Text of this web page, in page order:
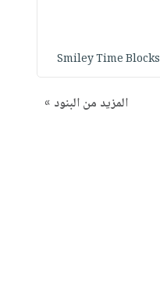
Smiley Time Blocks
المزيد من البنود »